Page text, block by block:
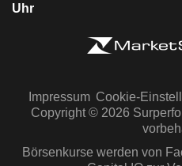
Uhr
Impressum Cookie-
Copyright © 2026
Börsenkurse werden von